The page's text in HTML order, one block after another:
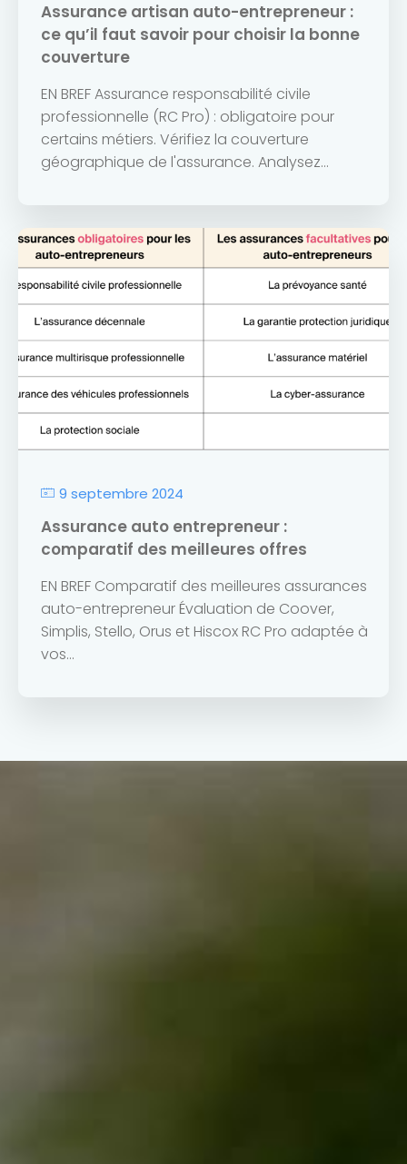
Assurance artisan auto-entrepreneur :
ce qu’il faut savoir pour choisir la bonne
couverture
EN BREF Assurance responsabilité civile
professionnelle (RC Pro) : obligatoire pour
certains métiers. Vérifiez la couverture
géographique de l'assurance. Analysez...
9 septembre 2024
Assurance auto entrepreneur :
comparatif des meilleures offres
EN BREF Comparatif des meilleures assurances
auto-entrepreneur Évaluation de Coover,
Simplis, Stello, Orus et Hiscox RC Pro adaptée à
vos...